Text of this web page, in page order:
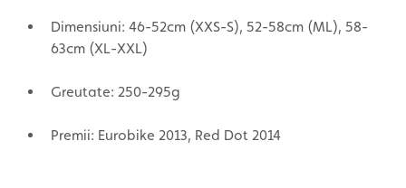
Dimensiuni: 46-52cm (XXS-S), 52-58cm (ML), 58-
63cm (XL-XXL)
Greutate: 250-295g
Premii: Eurobike 2013, Red Dot 2014